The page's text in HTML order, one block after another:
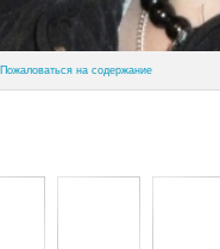
Пожаловаться на содержание